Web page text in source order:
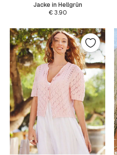
Jacke in Hellgrün
€3.90